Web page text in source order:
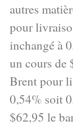
autres
pour
inchangé à
un cours de
Brent pour
0,54% soit
$62,95 le